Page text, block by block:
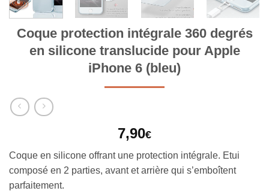
Coque protection intégrale 360 degrés
en silicone translucide pour Apple
iPhone 6 (bleu)
7,90€
Coque en silicone offrant une protection intégrale. Etui
composé en 2 parties, avant et arrière qui s’emboîtent
parfaitement.